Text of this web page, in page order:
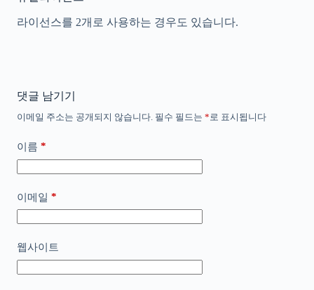
라이선스를 2개로 사용하는 경우도 있습니다.
댓글 남기기
이메일 주소는 공개되지 않습니다. 필수 필드는 *로 표시됩니다
이름 *
이메일 *
웹사이트